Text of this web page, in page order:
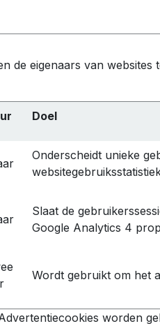
de eigenaars van
Doel
Onderscheidt unieke
Slaat de
Google Analytics 4
Wordt gebruikt om het
worden